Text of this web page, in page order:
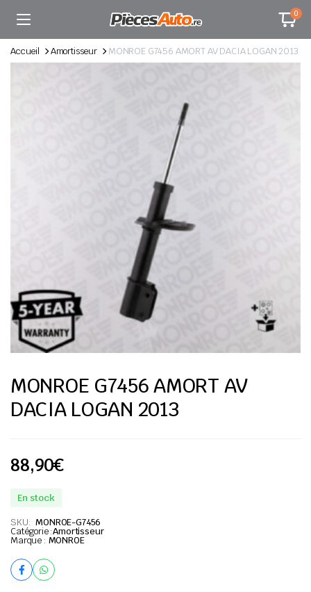
0
Accueil Amortisseur MONROE G7456 AMORT AV DACIA LOGAN 2013
MONROE G7456 AMORT AV
DACIA LOGAN 2013
88,90€
En stock
SKU: MONROE-G7456
Catégorie :Amortisseur
Marque : MONROE